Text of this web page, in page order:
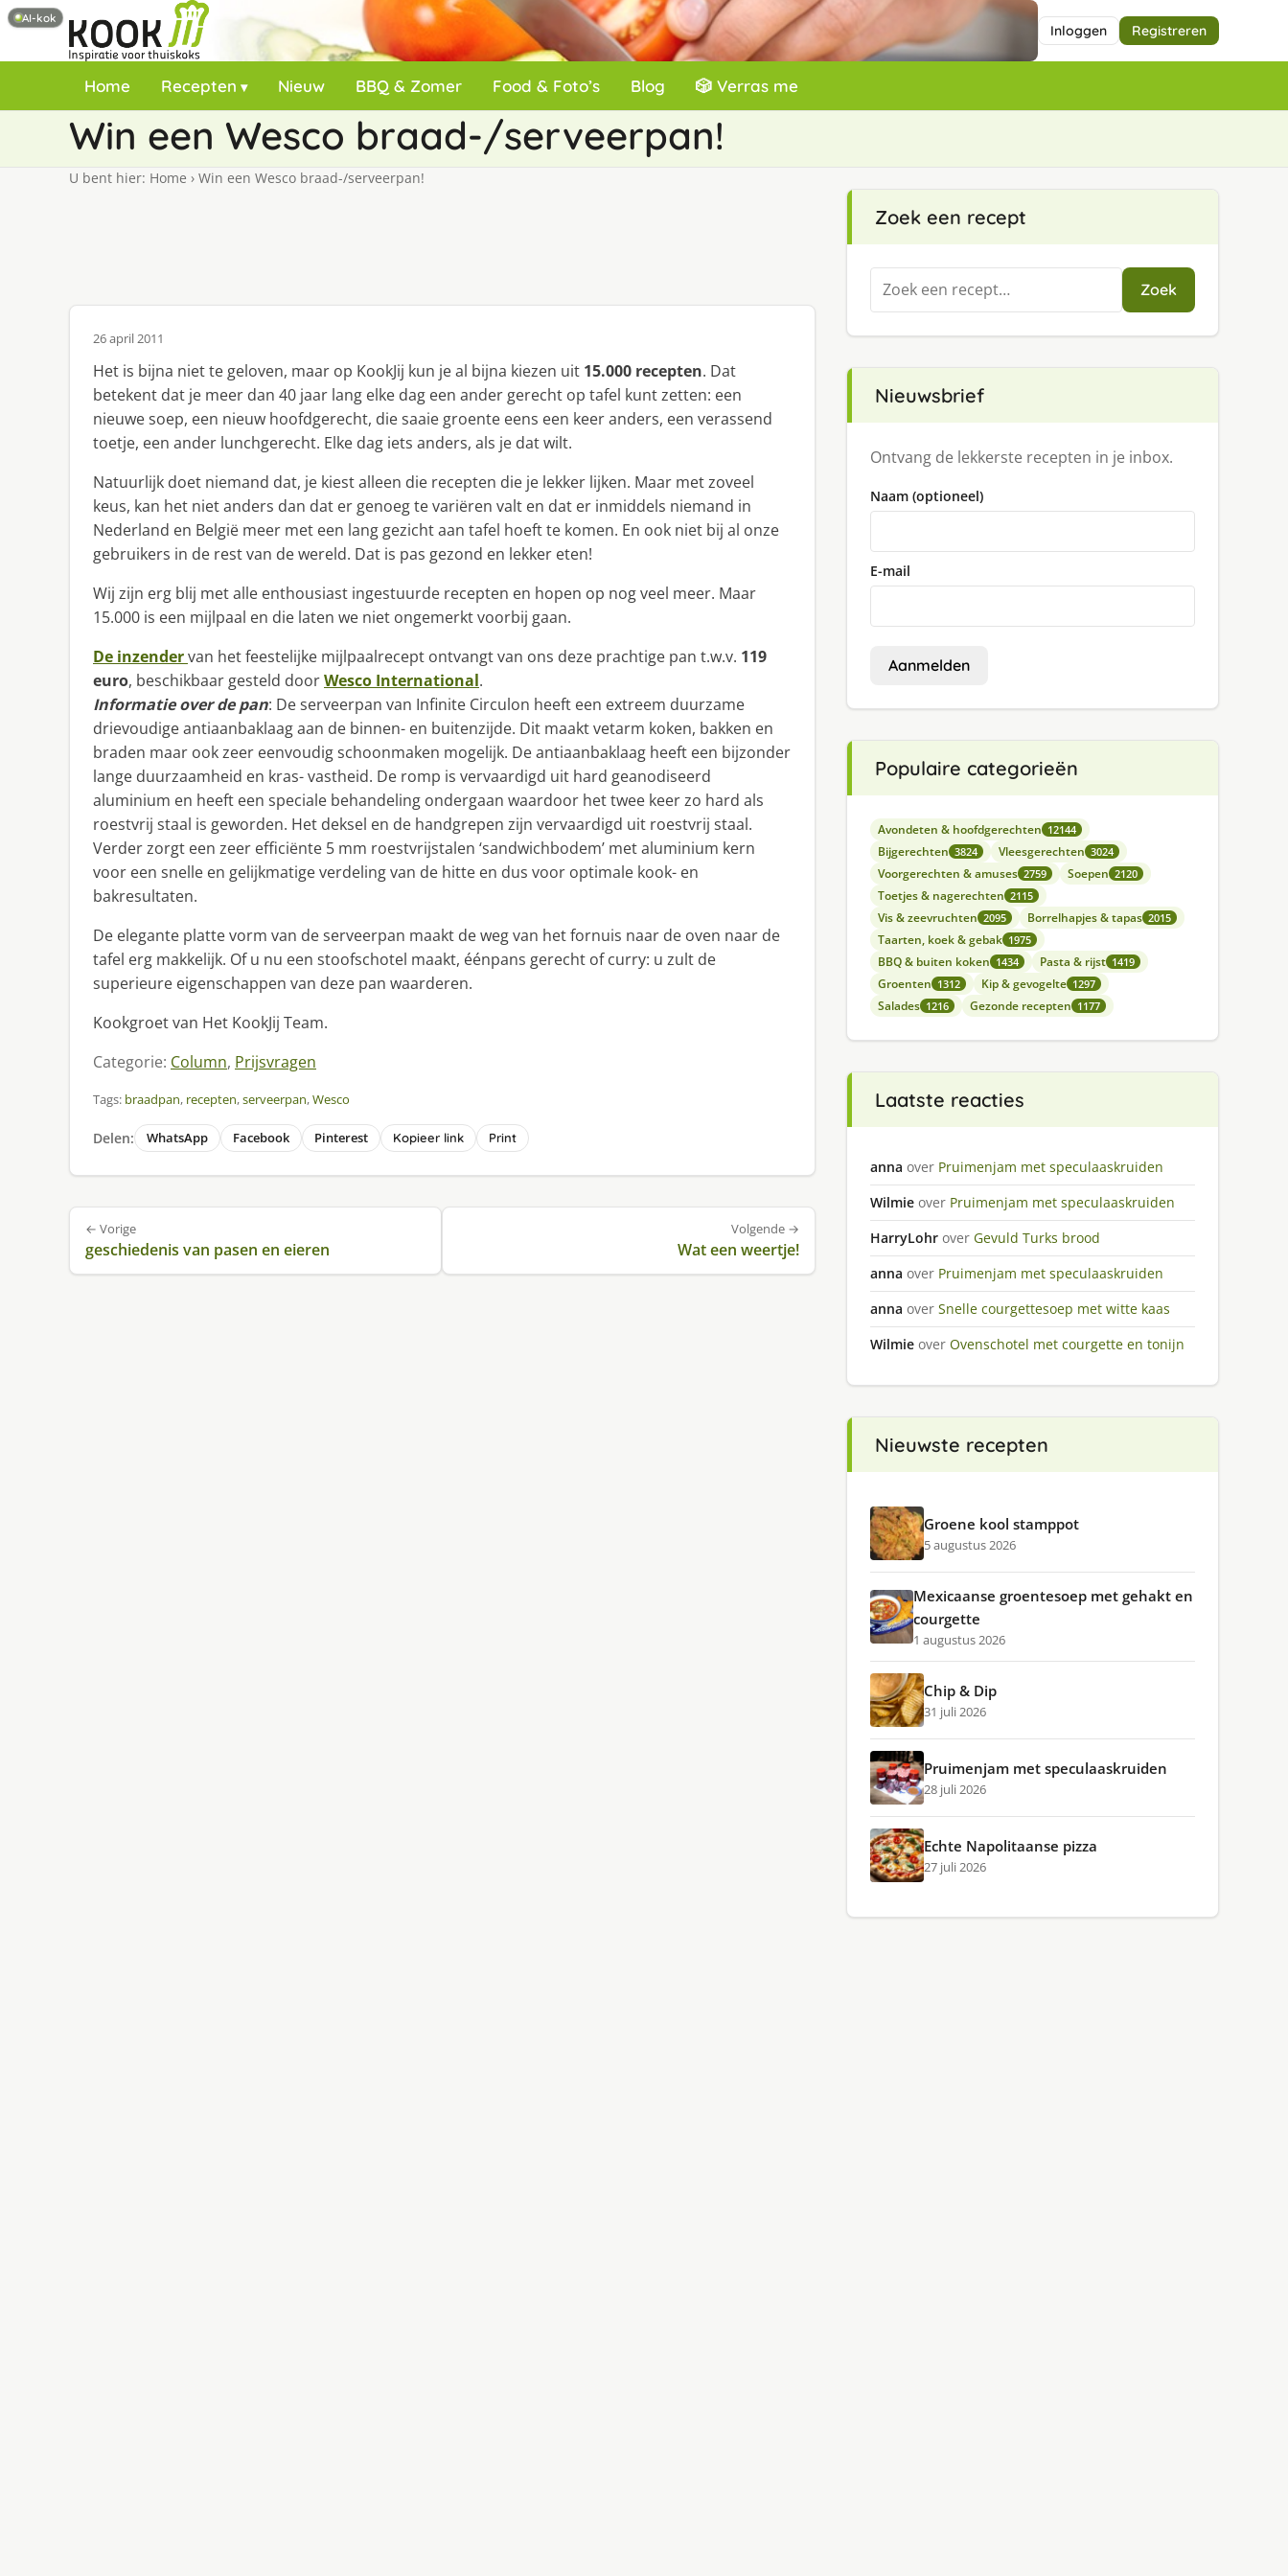
Inloggen Registreren
Home Recepten Nieuw BBQ & Zomer Food & Foto’s Blog 🎲 Verras me
Win een Wesco braad-/serveerpan!
U bent hier: Home › Win een Wesco braad-/serveerpan!
26 april 2011
Het is bijna niet te geloven, maar op KookJij kun je al bijna kiezen uit 15.000 recepten. Dat
betekent dat je meer dan 40 jaar lang elke dag een ander gerecht op tafel kunt zetten: een
nieuwe soep, een nieuw hoofdgerecht, die saaie groente eens een keer anders, een verassend
toetje, een ander lunchgerecht. Elke dag iets anders, als je dat wilt.
Natuurlijk doet niemand dat, je kiest alleen die recepten die je lekker lijken. Maar met zoveel
keus, kan het niet anders dan dat er genoeg te variëren valt en dat er inmiddels niemand in
Nederland en België meer met een lang gezicht aan tafel hoeft te komen. En ook niet bij al onze
gebruikers in de rest van de wereld. Dat is pas gezond en lekker eten!
Wij zijn erg blij met alle enthousiast ingestuurde recepten en hopen op nog veel meer. Maar
15.000 is een mijlpaal en die laten we niet ongemerkt voorbij gaan.
De inzendervan het feestelijke mijlpaalrecept ontvangt van ons deze prachtige pan t.w.v. 119
euro, beschikbaar gesteld doorWesco International.
Informatie over de pan: De serveerpan van Infinite Circulon heeft een extreem duurzame
drievoudige antiaanbaklaag aan de binnen- en buitenzijde. Dit maakt vetarm koken, bakken en
braden maar ook zeer eenvoudig schoonmaken mogelijk. De antiaanbaklaag heeft een bijzonder
lange duurzaamheid en kras- vastheid. De romp is vervaardigd uit hard geanodiseerd
aluminium en heeft een speciale behandeling ondergaan waardoor het twee keer zo hard als
roestvrij staal is geworden. Het deksel en de handgrepen zijn vervaardigd uit roestvrij staal.
Verder zorgt een zeer efficiënte 5 mm roestvrijstalen ‘sandwichbodem’ met aluminium kern
voor een snelle en gelijkmatige verdeling van de hitte en dus voor optimale kook- en
bakresultaten.
De elegante platte vorm van de serveerpan maakt de weg van het fornuis naar de oven naar de
tafel erg makkelijk. Of u nu een stoofschotel maakt, éénpans gerecht of curry: u zult de
superieure eigenschappen van deze pan waarderen.
Kookgroet van Het KookJij Team.
Categorie: Column, Prijsvragen
Tags: braadpan, recepten,serveerpan,Wesco
Delen: WhatsApp Facebook Pinterest Kopieer link Print
Bericht
navigatie
← Vorige
geschiedenis van pasen en eieren
Volgende →
Wat een weertje!
Zoek een recept
Zoeken
naar:
Zoek
Nieuwsbrief
Ontvang de lekkerste recepten in je inbox.
Naam (optioneel)
E-mail
Aanmelden
Populaire categorieën
Avondeten & hoofdgerechten 12144
Bijgerechten 3824 Vleesgerechten 3024
Voorgerechten & amuses 2759 Soepen 2120
Toetjes & nagerechten 2115
Vis & zeevruchten 2095 Borrelhapjes & tapas 2015
Taarten, koek & gebak 1975
BBQ & buiten koken 1434 Pasta & rijst 1419
Groenten 1312 Kip & gevogelte 1297
Salades 1216 Gezonde recepten 1177
Laatste reacties
anna over Pruimenjam met speculaaskruiden
Wilmie over Pruimenjam met speculaaskruiden
HarryLohr over Gevuld Turks brood
anna over Pruimenjam met speculaaskruiden
anna over Snelle courgettesoep met witte kaas
Wilmie over Ovenschotel met courgette en tonijn
Nieuwste recepten
Groene kool stamppot
5 augustus 2026
Mexicaanse groentesoep met gehakt en
courgette
1 augustus 2026
Chip & Dip
31 juli 2026
Pruimenjam met speculaaskruiden
28 juli 2026
AI-kok
Echte Napolitaanse pizza
27 juli 2026